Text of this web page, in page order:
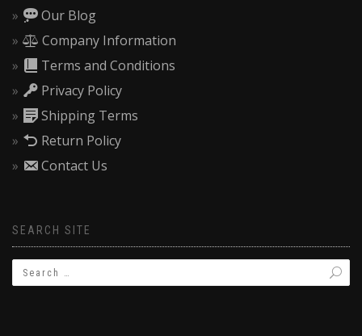
Our Blog
Company Information
Terms and Conditions
Privacy Policy
Shipping Terms
Return Policy
Contact Us
SEARCH SITE